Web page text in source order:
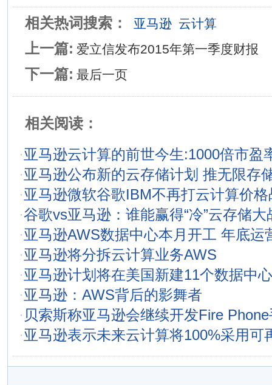
相关热词搜索： 亚马逊 云计算
上一篇: 爱立信发布2015年第一季度财报
下一篇: 最后一页
相关阅读：
·亚马逊云计算的前世今生:1000倍市盈
·亚马逊公布新的云存储计划 推无限存
·亚马逊微软谷歌IBM不再打云计算价
·谷歌vs亚马逊：谁能赢得“冷”云存储大
·亚马逊AWS数据中心本月开工 年底运
·亚马逊将分拆云计算业务AWS
·亚马逊计划将在美国新建11个数据中心
·亚马逊：AWS背后的影舞者
· 贝索斯称亚马逊会继续开发Fire
·亚马逊表示未来云计算将100%采用可